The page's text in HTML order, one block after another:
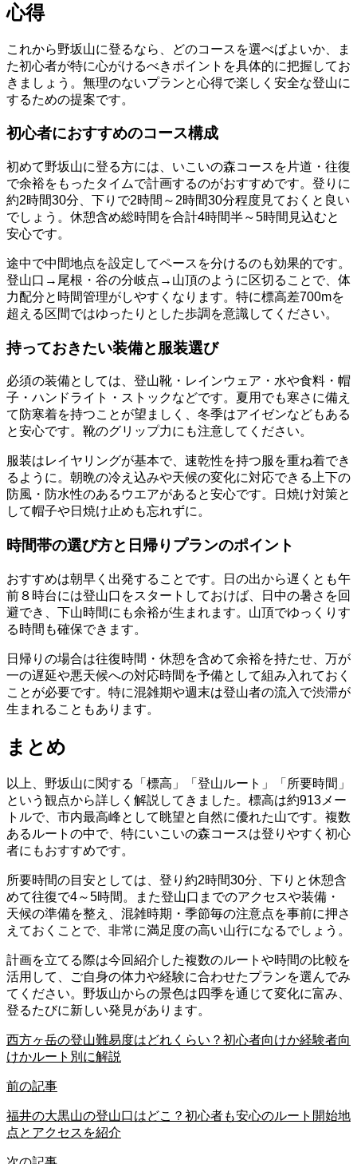
心得
これから野坂山に登るなら、どのコースを選べばよいか、ま
た初心者が特に心がけるべきポイントを具体的に把握してお
きましょう。無理のないプランと心得で楽しく安全な登山に
するための提案です。
初心者におすすめのコース構成
初めて野坂山に登る方には、いこいの森コースを片道・往復
で余裕をもったタイムで計画するのがおすすめです。登りに
約2時間30分、下りで2時間～2時間30分程度見ておくと良い
でしょう。休憩含め総時間を合計4時間半～5時間見込むと
安心です。
途中で中間地点を設定してペースを分けるのも効果的です。
登山口→尾根・谷の分岐点→山頂のように区切ることで、体
力配分と時間管理がしやすくなります。特に標高差700mを
超える区間ではゆったりとした歩調を意識してください。
持っておきたい装備と服装選び
必須の装備としては、登山靴・レインウェア・水や食料・帽
子・ハンドライト・ストックなどです。夏用でも寒さに備え
て防寒着を持つことが望ましく、冬季はアイゼンなどもある
と安心です。靴のグリップ力にも注意してください。
服装はレイヤリングが基本で、速乾性を持つ服を重ね着でき
るように。朝晩の冷え込みや天候の変化に対応できる上下の
防風・防水性のあるウエアがあると安心です。日焼け対策と
して帽子や日焼け止めも忘れずに。
時間帯の選び方と日帰りプランのポイント
おすすめは朝早く出発することです。日の出から遅くとも午
前８時台には登山口をスタートしておけば、日中の暑さを回
避でき、下山時間にも余裕が生まれます。山頂でゆっくりす
る時間も確保できます。
日帰りの場合は往復時間・休憩を含めて余裕を持たせ、万が
一の遅延や悪天候への対応時間を予備として組み入れておく
ことが必要です。特に混雑期や週末は登山者の流入で渋滞が
生まれることもあります。
まとめ
以上、野坂山に関する「標高」「登山ルート」「所要時間」
という観点から詳しく解説してきました。標高は約913メー
トルで、市内最高峰として眺望と自然に優れた山です。複数
あるルートの中で、特にいこいの森コースは登りやすく初心
者にもおすすめです。
所要時間の目安としては、登り約2時間30分、下りと休憩含
めて往復で4～5時間。また登山口までのアクセスや装備・
天候の準備を整え、混雑時期・季節毎の注意点を事前に押さ
えておくことで、非常に満足度の高い山行になるでしょう。
計画を立てる際は今回紹介した複数のルートや時間の比較を
活用して、ご自身の体力や経験に合わせたプランを選んでみ
てください。野坂山からの景色は四季を通じて変化に富み、
登るたびに新しい発見があります。
西方ヶ岳の登山難易度はどれくらい？初心者向けか経験者向
けかルート別に解説
前の記事
福井の大黒山の登山口はどこ？初心者も安心のルート開始地
点とアクセスを紹介